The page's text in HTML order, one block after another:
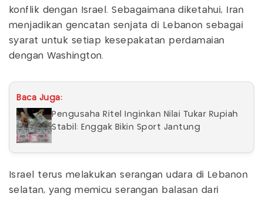
konflik dengan Israel. Sebagaimana diketahui, Iran
menjadikan gencatan senjata di Lebanon sebagai
syarat untuk setiap kesepakatan perdamaian
dengan Washington.
Baca Juga:
Pengusaha Ritel Inginkan Nilai Tukar Rupiah
Stabil: Enggak Bikin Sport Jantung
Israel terus melakukan serangan udara di Lebanon
selatan, yang memicu serangan balasan dari